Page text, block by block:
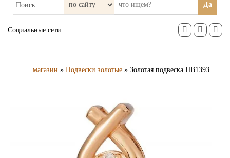
Поиск Да
Социальные сети
магазин » Подвески золотые » Золотая подвеска ПВ1393